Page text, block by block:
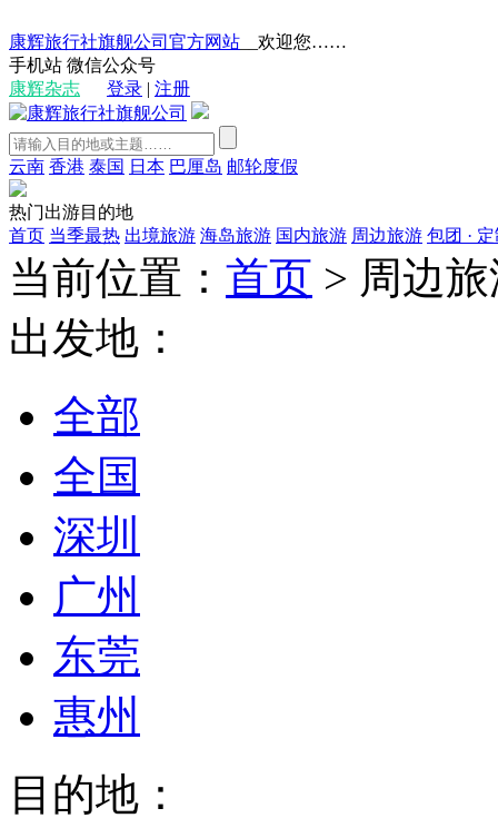
康辉旅行社旗舰公司官方网站 __欢迎您……
手机站 微信公众号
康辉杂志
登录 | 注册
云南 香港 泰国 日本 巴厘岛 邮轮度假
热门出游目的地
首页 当季最热 出境旅游 海岛旅游 国内旅游 周边旅游 包团 ·
当前位置： 首页 > 周边
出发地：
全部
全国
深圳
广州
东莞
惠州
目的地：